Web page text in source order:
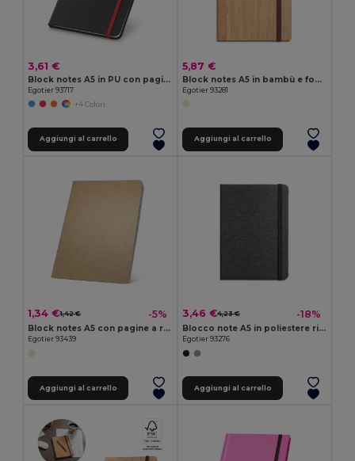
3,61 €
Block notes A5 in PU con pagine a righe
Egotier 93717
+4 Colori
Aggiungi al carrello
5,87 €
Block notes A5 in bambù e fogli in sughero con pagine a righe
Egotier 93281
Aggiungi al carrello
1,34 €1,42 € -5%
Block notes A5 con pagine a righe
Egotier 93439
Aggiungi al carrello
3,46 €4,23 € -18%
Blocco note A5 in poliestere riciclato (100% rPET) con pagine a righe
Egotier 93276
Aggiungi al carrello